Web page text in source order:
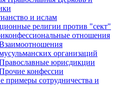
и ислам
религии против "сект"
отношения
организаций
юрисдикции
конфессии
примеры сотрудничества и